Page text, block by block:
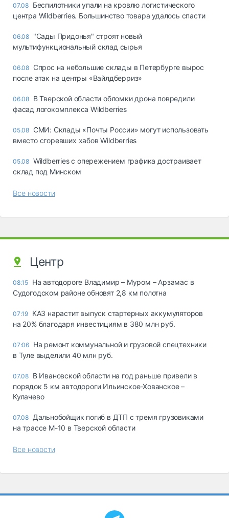
07.08 Беспилотники упали на кровлю логистического
центра Wildberries. Большинство товара удалось спасти
06.08 "Сады Придонья" строят новый
мультифункциональный склад сырья
06.08 Спрос на небольшие склады в Петербурге вырос
после атак на центры «Вайлдберриз»
06.08 В Тверской области обломки дрона повредили
фасад логокомплекса Wildberries
05.08 СМИ: Склады «Почты России» могут использовать
вместо сгоревших хабов Wildberries
05.08 Wildberries с опережением графика достраивает
склад под Минском
Все новости
Центр
08:15 На автодороге Владимир – Муром – Арзамас в
Судогодском районе обновят 2,8 км полотна
07:19 КАЗ нарастит выпуск стартерных аккумуляторов
на 20% благодаря инвестициям в 380 млн руб.
07:06 На ремонт коммунальной и грузовой спецтехники
в Туле выделили 40 млн руб.
07.08 В Ивановской области на год раньше привели в
порядок 5 км автодороги Ильинское-Хованское –
Кулачево
07.08 Дальнобойщик погиб в ДТП с тремя грузовиками
на трассе М-10 в Тверской области
Все новости